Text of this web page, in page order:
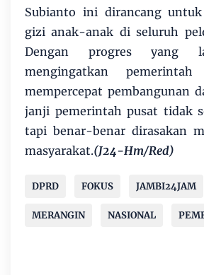
Subianto ini dirancang
gizi anak-anak di seluruh
Dengan progres yang
mengingatkan
mempercepat pembangunan
janji pemerintah pusat tidak
tapi benar-benar dirasakan
masyarakat.(J24-Hm/Red)
DPRD FOKUS JAMBI24JAM
MERANGIN NASIONAL